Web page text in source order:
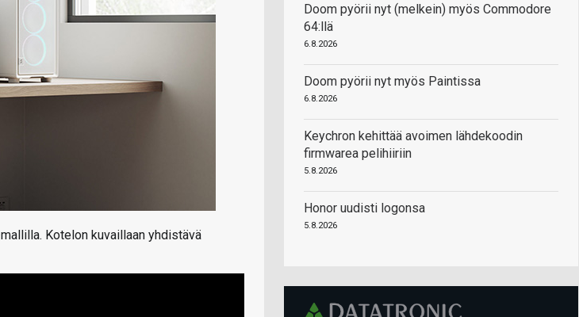
Kotelon kuvaillaan yhdistävä
Doom pyörii nyt (melkein) myös Commodore
64:llä
6.8.2026
Doom pyörii nyt myös Paintissa
6.8.2026
Keychron kehittää avoimen lähdekoodin
firmwarea pelihiiriin
5.8.2026
Honor uudisti logonsa
5.8.2026